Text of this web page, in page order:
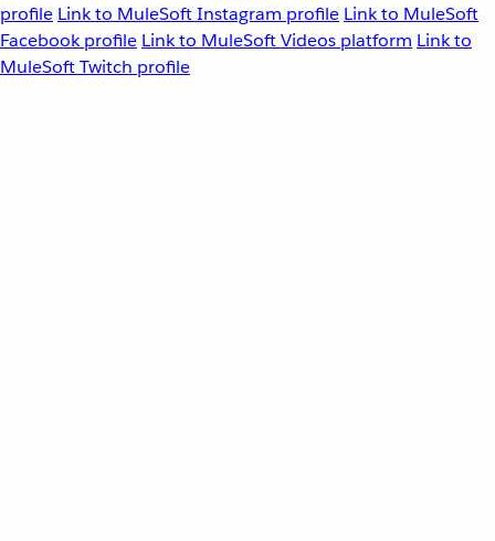
profile Link to MuleSoft Instagram profile Link to MuleSoft
Facebook profile Link to MuleSoft Videos platform Link to
MuleSoft Twitch profile